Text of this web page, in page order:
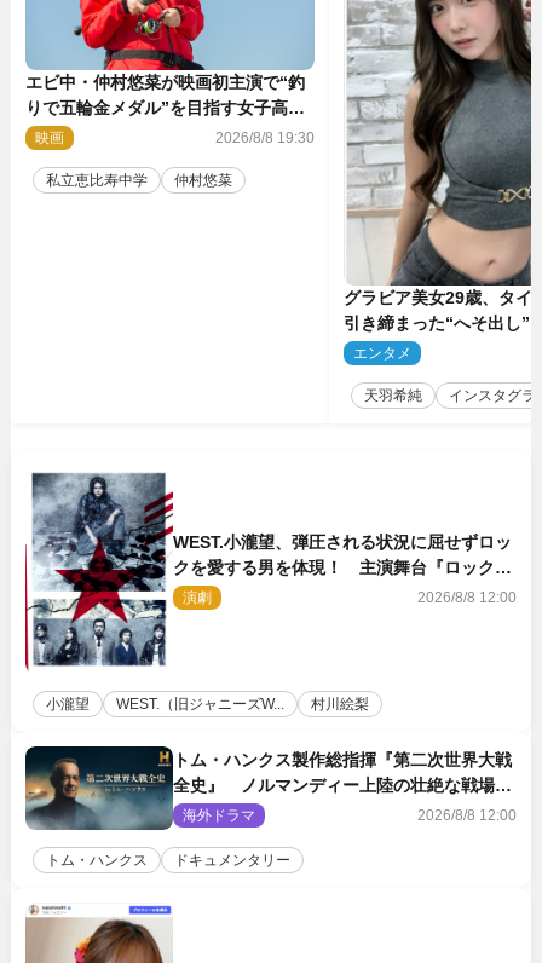
エビ中・仲村悠菜が映画初主演で“釣
りで五輪金メダル”を目指す女子高生
に！ 映画『つりこまち』今秋公開
映画 2026/8/8 19:30
私立恵比寿中学 仲村悠菜
グラビア美女29歳、タイ
引き締まった“へそ出し”
「可愛い過ぎる」
エンタメ
天羽希純 インスタグラ
WEST.小瀧望、弾圧される状況に屈せずロッ
クを愛する男を体現！ 主演舞台『ロックン
ロール』ビジュアル解禁
演劇 2026/8/8 12:00
小瀧望 WEST.（旧ジャニーズW... 村川絵梨
トム・ハンクス製作総指揮『第二次世界大戦
全史』 ノルマンディー上陸の壮絶な戦場を
収めた特別映像解禁
海外ドラマ 2026/8/8 12:00
トム・ハンクス ドキュメンタリー